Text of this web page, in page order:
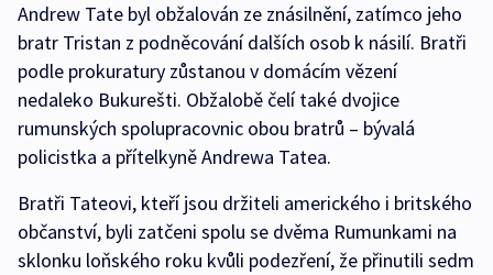
Andrew Tate byl obžalován ze znásilnění, zatímco jeho
bratr Tristan z podněcování dalších osob k násilí. Bratři
podle prokuratury zůstanou v domácím vězení
nedaleko Bukurešti. Obžalobě čelí také dvojice
rumunských spolupracovnic obou bratrů – bývalá
policistka a přítelkyně Andrewa Tatea.
Bratři Tateovi, kteří jsou držiteli amerického i britského
občanství, byli zatčeni spolu se dvěma Rumunkami na
sklonku loňského roku kvůli podezření, že přinutili sedm